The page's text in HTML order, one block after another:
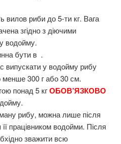
вилов риби до 5-ти кг. Вага
згідно з діючими
водойму.
бути в .
випускати у водойму рибу
менше 300 г або 30 см.
понад 5 кгОБОВ’ЯЗКОВО
рибу, можна лише після
працівником водойми. Після
зважити всю